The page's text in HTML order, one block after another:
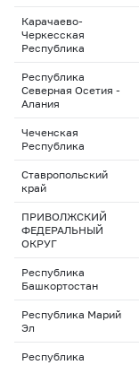
Карачаево-
Черкесская
Республика
Республика
Северная Осетия -
Алания
Чеченская
Республика
Ставропольский
край
ПРИВОЛЖСКИЙ
ФЕДЕРАЛЬНЫЙ
ОКРУГ
Республика
Башкортостан
Республика Марий
Эл
Республика